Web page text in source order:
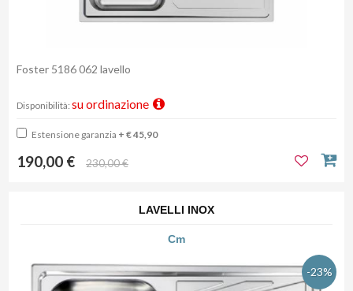
Foster 5186 062 lavello
Disponibilità: su ordinazione
Estensione garanzia + € 45,90
190,00 € 230,00 €
LAVELLI INOX
Cm
-23%